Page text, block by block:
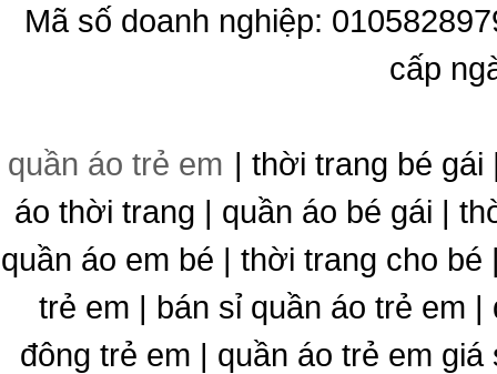
Mã số doanh nghiệp:
cấp
quần áo trẻ em | thời trang bé gái
áo thời trang | quần áo bé gái |
quần áo em bé | thời trang cho
trẻ em | bán sỉ quần áo trẻ em
đông trẻ em | quần áo trẻ em